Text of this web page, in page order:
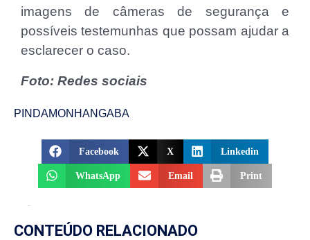
imagens de câmeras de segurança e
possíveis testemunhas que possam ajudar a
esclarecer o caso.
Foto: Redes sociais
PINDAMONHANGABA
Facebook X Linkedin
WhatsApp Email Print
CONTEÚDO RELACIONADO